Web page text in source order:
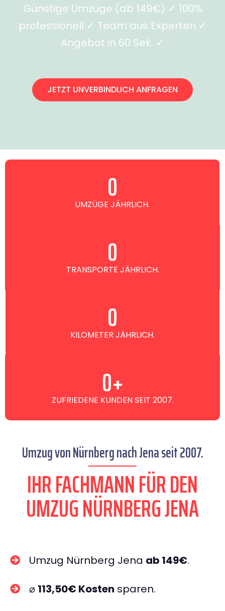
Günstige Umzüge (ab 149€) ✓ 100%
professionell ✓ Team aus Experten ✓
Angebot in 60 Sek. ✓
JETZT UNVERBINDLICH ANFRAGEN
UMZÜGE JÄHRLICH.
0
TRANSPORTE JÄHRLICH.
0
KILOMETER JÄHRLICH.
0
ZUFRIEDENE KUNDEN SEIT 2007.
0+
Umzug von Nürnberg nach Jena seit 2007.
IHR FACHMANN FÜR DEN
UMZUG NÜRNBERG JENA
Umzug Nürnberg Jena ab 149€.
⌀ 113,50€ Kosten sparen.